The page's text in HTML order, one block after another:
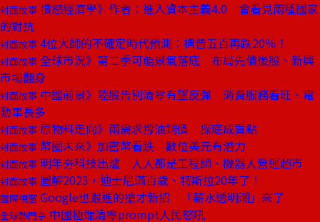
封面故事 憤怒經濟學》作者：進入資本主義4.0 會看見兩種國家
的對抗
封面故事 4位大師的不確定時代預測：標普五百再跌20％！
封面故事 全球市況》第二季可能景氣落底 布局先債後股、新興
市場翻身
封面故事 中國前景》陸股告別清零有望反彈 消費服務看旺、電
動車長多
封面故事 原物料走向》兩需求撐油銅價 探底成買點
封面故事 幣圈未來》加密幣看跌 數位美元有潛力
封面故事 明年夯科技出爐 人人都是工程師、機器人營運超市
封面故事 圖解2023，迪士尼滿百歲、特斯拉20年了！
國際視窗 Google也跟進的搶才新招 「薪水透明潮」來了
全球熱門字 中國極端清零prompt人民怒吼